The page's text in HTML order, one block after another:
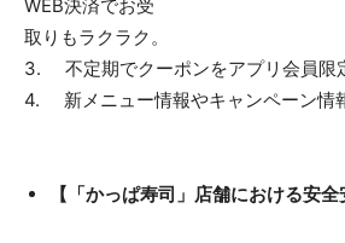
WEB決済でお受
取りもラクラク。
3. 不定期でクーポンをアプリ会員限
4. 新メニュー情報やキャンペーン情
【「かっぱ寿司」店舗における安全